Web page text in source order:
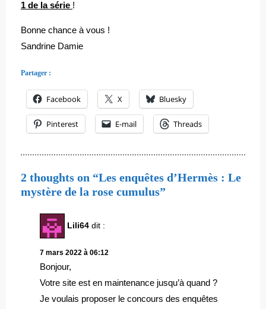
1 de la série !
Bonne chance à vous !
Sandrine Damie
Partager :
Facebook X Bluesky
Pinterest E-mail Threads
2 thoughts on “Les enquêtes d’Hermès : Le
mystère de la rose cumulus”
Lili64 dit :
7 mars 2022 à 06:12
Bonjour,
Votre site est en maintenance jusqu’à quand ?
Je voulais proposer le concours des enquêtes